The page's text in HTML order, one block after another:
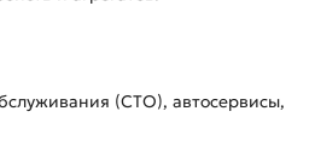
(СТО), автосервисы,